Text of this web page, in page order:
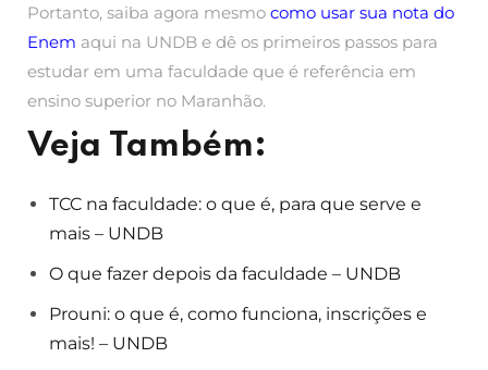
Portanto, saiba agora mesmo como usar sua nota do
Enem aqui na UNDB e dê os primeiros passos para
estudar em uma faculdade que é referência em
ensino superior no Maranhão.
Veja Também:
TCC na faculdade: o que é, para que serve e
mais – UNDB
O que fazer depois da faculdade – UNDB
Prouni: o que é, como funciona, inscrições e
mais! – UNDB